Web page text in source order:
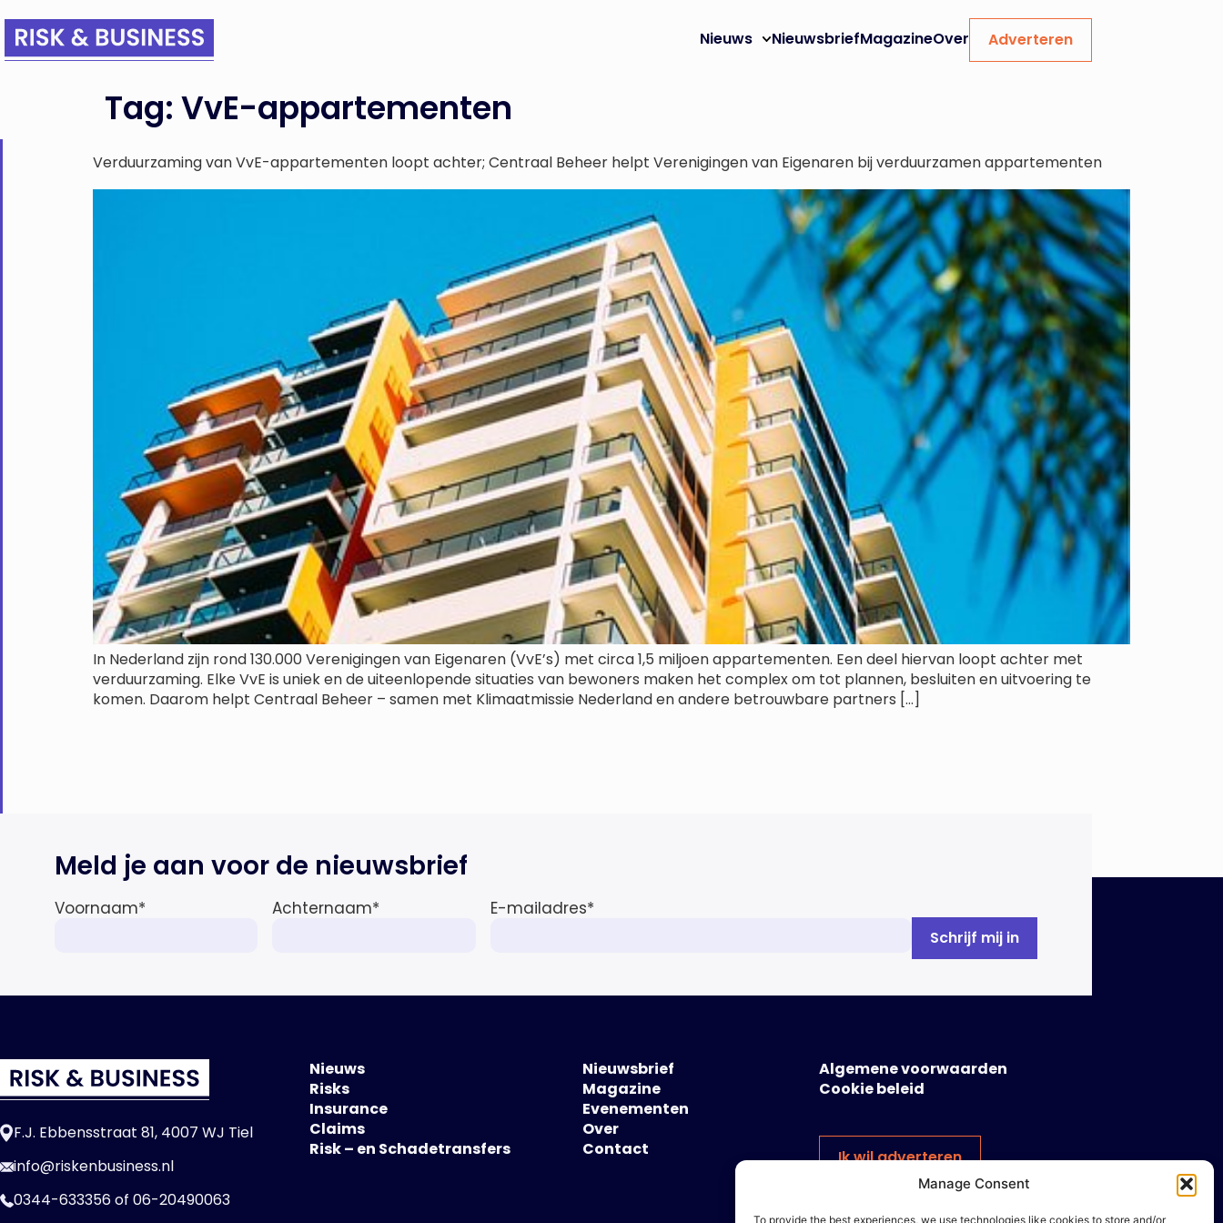
Manage Consent
To provide the best experiences, we use technologies like cookies to store and/or
Nieuws NieuwsbriefMagazineOver Adverteren
Tag: VvE-appartementen
Verduurzaming van VvE-appartementen loopt achter; Centraal Beheer helpt Verenigingen van Eigenaren bij verduurzamen appartementen
In Nederland zijn rond 130.000 Verenigingen van Eigenaren (VvE’s) met circa 1,5 miljoen appartementen. Een deel hiervan loopt achter met
verduurzaming. Elke VvE is uniek en de uiteenlopende situaties van bewoners maken het complex om tot plannen, besluiten en uitvoering te
komen. Daarom helpt Centraal Beheer – samen met Klimaatmissie Nederland en andere betrouwbare partners […]
Meld je aan voor de nieuwsbrief
Voornaam* Achternaam* E-mailadres*
F.J. Ebbensstraat 81, 4007 WJ Tiel
info@riskenbusiness.nl
0344-633356of 06-20490063
Nieuws
Risks
Insurance
Claims
Risk – en Schadetransfers
Nieuwsbrief
Magazine
Evenementen
Over
Contact
Algemene voorwaarden
Cookie beleid
Ik wil adverteren